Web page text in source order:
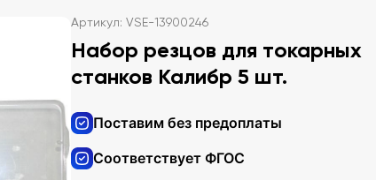
Артикул: VSE-13900246
Набор резцов для токарных
станков Калибр 5 шт.
Поставим без предоплаты
Соответствует ФГОС